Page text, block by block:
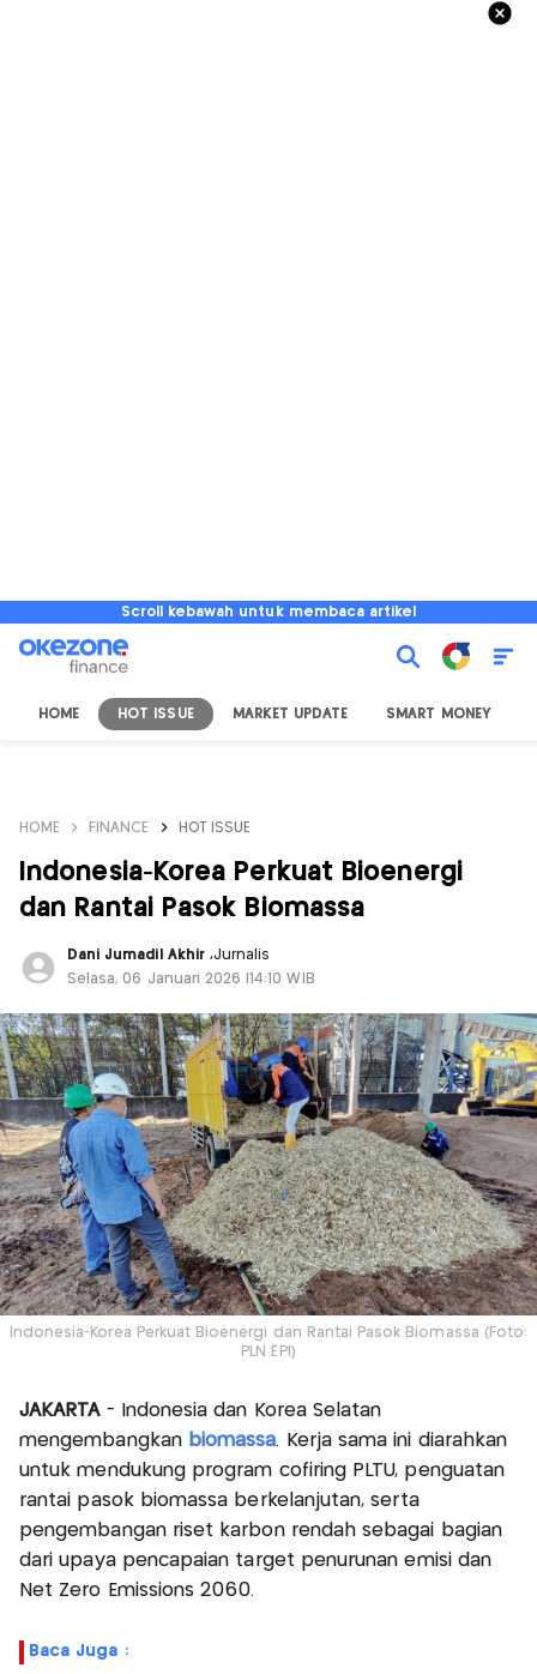
Scroll kebawah untuk membaca artikel
HOME HOT ISSUE MARKET UPDATE SMART MONEY
HOME FINANCE HOT ISSUE
Indonesia-Korea Perkuat Bioenergi
dan Rantai Pasok Biomassa
Dani Jumadil Akhir ,Jurnalis
Selasa, 06 Januari 2026 |14:10 WIB
Indonesia-Korea Perkuat Bioenergi dan Rantai Pasok Biomassa (Foto:
PLN EPI)
JAKARTA- Indonesia dan Korea Selatan
mengembangkan biomassa. Kerja sama ini diarahkan
untuk mendukung program cofiring PLTU, penguatan
rantai pasok biomassa berkelanjutan, serta
pengembangan riset karbon rendah sebagai bagian
dari upaya pencapaian target penurunan emisi dan
Net Zero Emissions 2060.
Baca Juga :